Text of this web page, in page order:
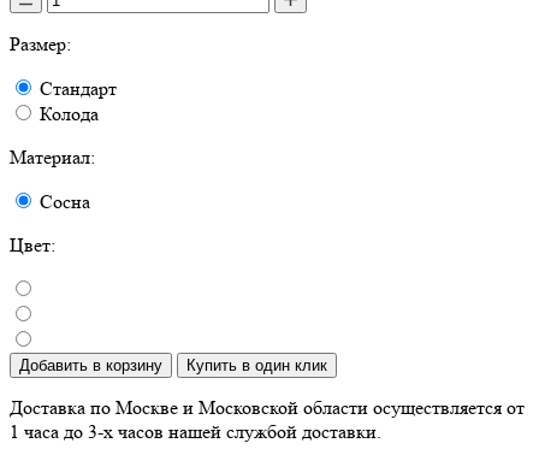
Размер:
Стандарт
Колода
Материал:
Сосна
Цвет:
Добавить в корзину Купить в один клик
Доставка по Москве и Московской области осуществляется от
1 часа до 3-х часов нашей службой доставки.